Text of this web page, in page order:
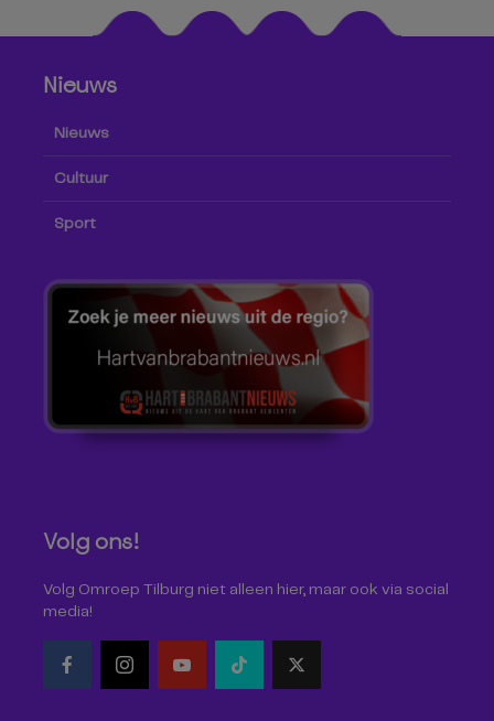
Nieuws
Nieuws
Cultuur
Sport
Volg ons!
Volg Omroep Tilburg niet alleen hier, maar ook via social
media!